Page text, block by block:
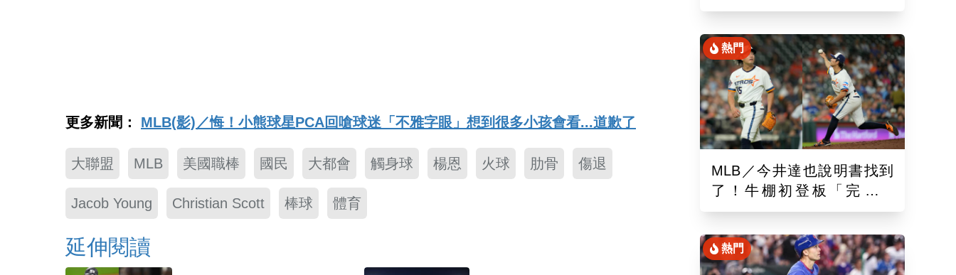
更多新聞： MLB(影)／悔！小熊球星PCA回嗆球迷「不雅字眼」想到很多小孩會看...道歉了
大聯盟 MLB 美國職棒 國民 大都會 觸身球 楊恩 火球 肋骨 傷退
Jacob Young Christian Scott 棒球 體育
延伸閱讀
偷雞蛋」被活逮把店員推到
熱門
MLB／今井達也說明書找到
了！牛棚初登板「完美三
局」飆5連K 對決壓制岡本
熱門